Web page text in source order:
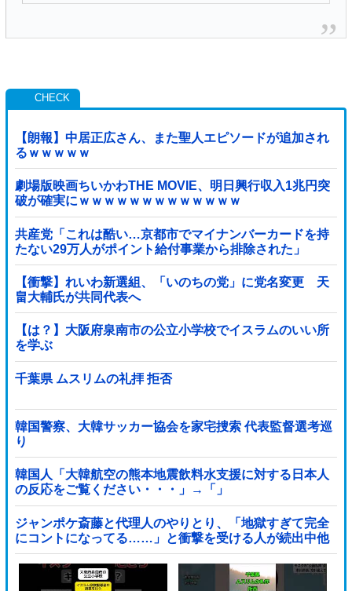
【朗報】中居正広さん、また聖人エピソードが追加され
るｗｗｗｗｗ
劇場版映画ちいかわTHE MOVIE、明日興行収入1兆円突
破が確実にｗｗｗｗｗｗｗｗｗｗｗｗｗ
共産党「これは酷い…京都市でマイナンバーカードを持
たない29万人がポイント給付事業から排除された」
【衝撃】れいわ新選組、「いのちの党」に党名変更 天
畠大輔氏が共同代表へ
【は？】大阪府泉南市の公立小学校でイスラムのいい所
を学ぶ
千葉県 ムスリムの礼拝 拒否
韓国警察、大韓サッカー協会を家宅捜索 代表監督選考巡
り
韓国人「大韓航空の熊本地震飲料水支援に対する日本人
の反応をご覧ください・・・」→「」
ジャンポケ斎藤と代理人のやりとり、「地獄すぎて完全
にコントになってる……」と衝撃を受ける人が続出中他